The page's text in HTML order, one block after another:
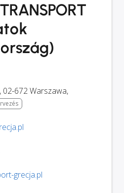
, 02-672Warszawa,
grecja.pl